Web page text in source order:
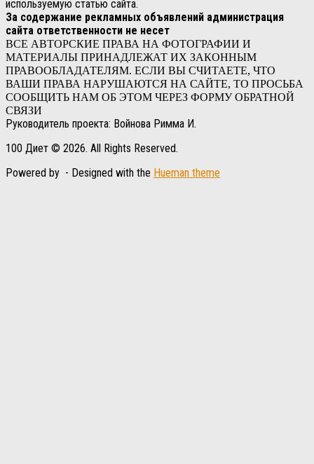
используемую статью сайта.
За содержание рекламных объявлений администрация
сайта ответственности не несет
ВСЕ АВТОРСКИЕ ПРАВА НА ФОТОГРАФИИ И
МАТЕРИАЛЫ ПРИНАДЛЕЖАТ ИХ ЗАКОННЫМ
ПРАВООБЛАДАТЕЛЯМ. ЕСЛИ ВЫ СЧИТАЕТЕ, ЧТО
ВАШИ ПРАВА НАРУШАЮТСЯ НА САЙТЕ, ТО ПРОСЬБА
СООБЩИТЬ НАМ ОБ ЭТОМ ЧЕРЕЗ ФОРМУ ОБРАТНОЙ
СВЯЗИ
Руководитель проекта: Войнова Римма И.
100 Диет © 2026. All Rights Reserved.
Powered by - Designed with the Hueman theme